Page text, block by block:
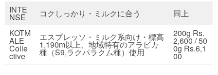
INTE
NSE コクしっかり・ミルクに合う
同上
KOTM
ALE
Colle
ctive
エスプレッソ・ミルク系向け・標高
1,190m以上、地域特有のアラビカ
種（S9,ラクパラクム種）使用
200g Rs.
2,600 / 50
0g Rs.6,1
00